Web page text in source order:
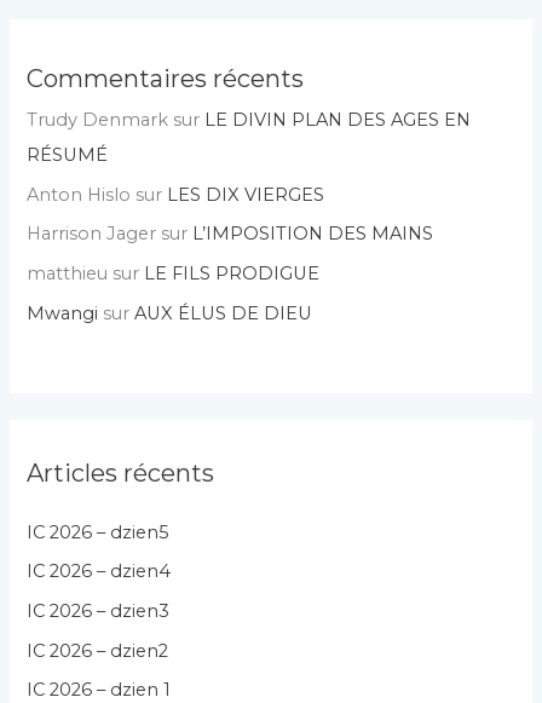
Commentaires récents
Trudy Denmark sur LE DIVIN PLAN DES AGES EN
RÉSUMÉ
Anton Hislo sur LES DIX VIERGES
Harrison Jager sur L’IMPOSITION DES MAINS
matthieu sur LE FILS PRODIGUE
Mwangi surAUX ÉLUS DE DIEU
Articles récents
IC 2026 – dzien5
IC 2026 – dzien4
IC 2026 – dzien3
IC 2026 – dzien2
IC 2026 – dzien 1